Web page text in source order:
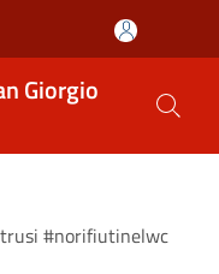
Giorgio
#norifiutinelwc